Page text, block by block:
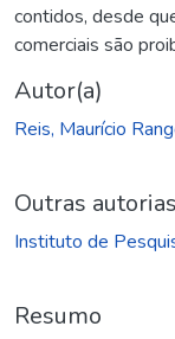
contidos, desde
comerciais são
Autor(a)
Reis, Maurício
Outras autorias
Instituto de
Resumo